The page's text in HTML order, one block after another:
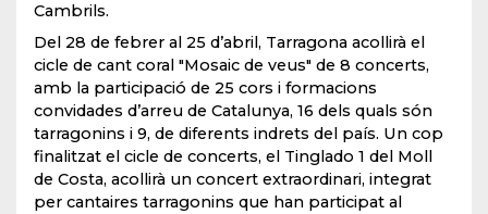
Cambrils.
Del 28 de febrer al 25 d’abril, Tarragona acollirà el
cicle de cant coral "Mosaic de veus" de 8 concerts,
amb la participació de 25 cors i formacions
convidades d’arreu de Catalunya, 16 dels quals són
tarragonins i 9, de diferents indrets del país. Un cop
finalitzat el cicle de concerts, el Tinglado 1 del Moll
de Costa, acollirà un concert extraordinari, integrat
per cantaires tarragonins que han participat al